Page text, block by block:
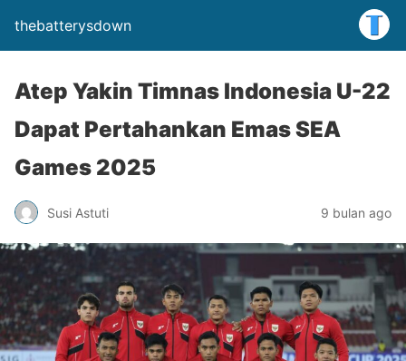
thebatterysdown
Atep Yakin Timnas Indonesia U-22
Dapat Pertahankan Emas SEA
Games 2025
Susi Astuti 9 bulan ago